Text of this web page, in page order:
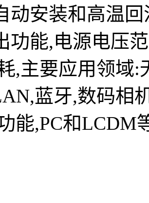
动安装和高温
功能,电源电压
,主要应用领域
蓝牙,数码相
能,PC和LCDM